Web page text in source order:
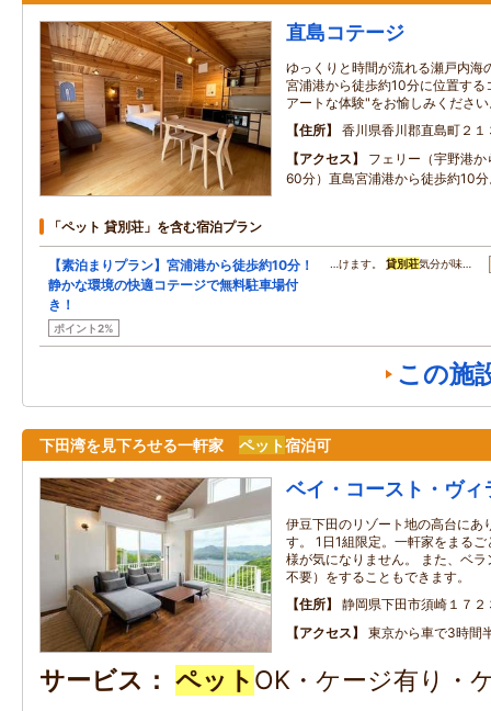
直島コテージ
ゆっくりと時間が流れる瀬戸内海
宮浦港から徒歩約10分に位置す
アートな体験"をお愉しみくださ
住所
香川県香川郡直島町２１
アクセス
フェリー（宇野港
60分）直島宮浦港から徒歩約10
「ペット 貸別荘」を含む宿泊プラン
【素泊まりプラン】宮浦港から徒歩約10分！
静かな環境の快適コテージで無料駐車場付
き！
ポイント2%
…けます。貸別荘気分が味…
この施
下田湾を見下ろせる一軒家 ペット宿泊可
ベイ・コースト・ヴ
伊豆下田のリゾート地の高台にあ
す。 1日1組限定。一軒家をまる
様が気になりません。 また、ベ
不要）をすることもできます。
住所
静岡県下田市須崎１７２
アクセス
東京から車で3時間
サービス ペット OK・ケージ有り・